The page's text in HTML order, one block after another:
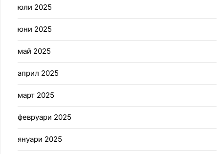
юли 2025
юни 2025
май 2025
април 2025
март 2025
февруари 2025
януари 2025